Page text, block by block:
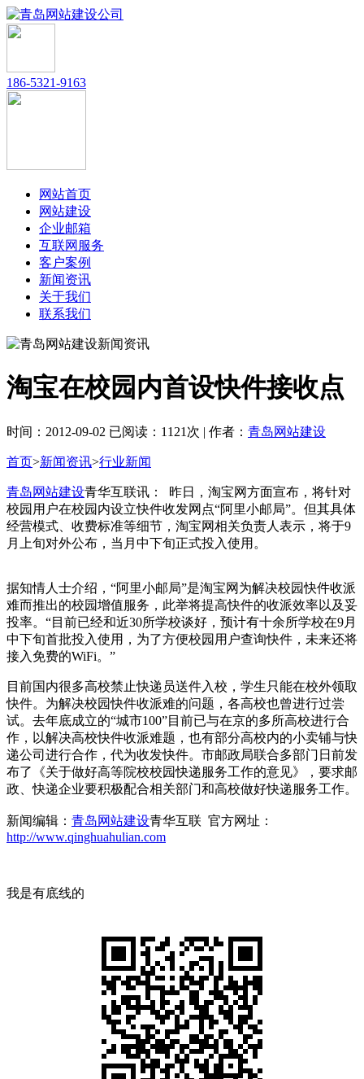
186-5321-9163
网站首页
网站建设
企业邮箱
互联网服务
客户案例
新闻资讯
关于我们
联系我们
淘宝在校园内首设快件接收点
时间：2012-09-02 已阅读：1121次 | 作者： 青岛网站建设
首页>新闻资讯>行业新闻
青岛网站建设青华互联讯： 昨日，淘宝网方面宣布，将针对
校园用户在校园内设立快件收发网点“阿里小邮局”。但其具体
经营模式、收费标准等细节，淘宝网相关负责人表示，将于9
月上旬对外公布，当月中下旬正式投入使用。
据知情人士介绍，“阿里小邮局”是淘宝网为解决校园快件收派
难而推出的校园增值服务，此举将提高快件的收派效率以及妥
投率。“目前已经和近30所学校谈好，预计有十余所学校在9月
中下旬首批投入使用，为了方便校园用户查询快件，未来还将
接入免费的WiFi。”
目前国内很多高校禁止快递员送件入校，学生只能在校外领取
快件。为解决校园快件收派难的问题，各高校也曾进行过尝
试。去年底成立的“城市100”目前已与在京的多所高校进行合
作，以解决高校快件收派难题，也有部分高校内的小卖铺与快
递公司进行合作，代为收发快件。市邮政局联合多部门日前发
布了《关于做好高等院校校园快递服务工作的意见》，要求邮
政、快递企业要积极配合相关部门和高校做好快递服务工作。
新闻编辑： 青岛网站建设青华互联 官方网址：
http://www.qinghuahulian.com
我是有底线的